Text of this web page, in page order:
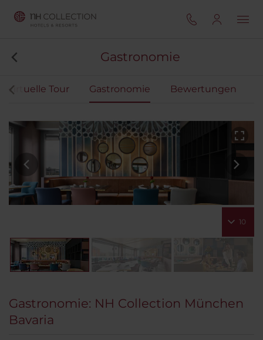
Gastronomie
Virtuelle Tour Gastronomie Bewertungen
10
Gastronomie: NH Collection München
Bavaria